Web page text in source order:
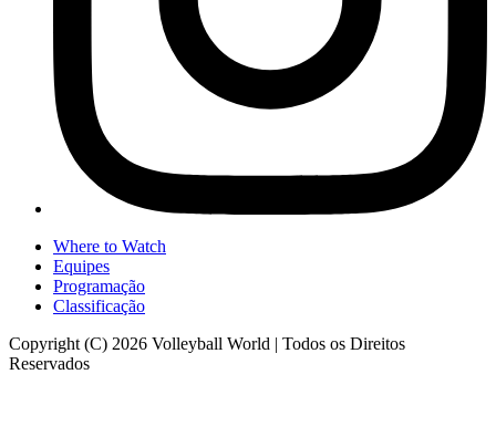
Where to Watch
Equipes
Programação
Classificação
Copyright (C) 2026 Volleyball World | Todos os Direitos
Reservados